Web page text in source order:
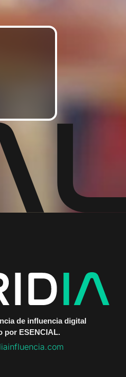
de influencia digital
por ESENCIAL.